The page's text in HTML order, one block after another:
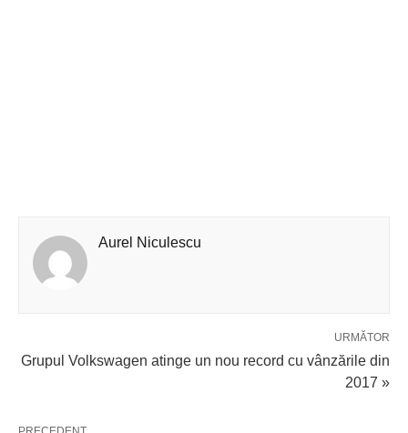
Aurel Niculescu
URMĂTOR
Grupul Volkswagen atinge un nou record cu vânzările din
2017 »